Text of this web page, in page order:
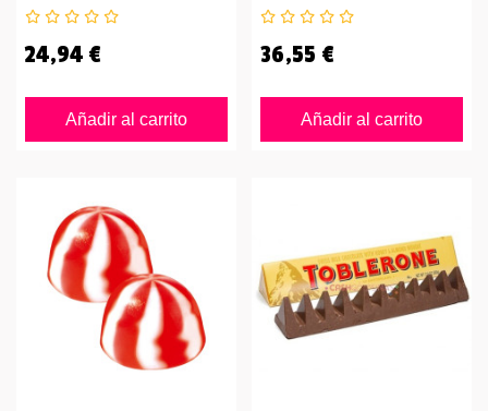
24,94 €
Añadir al carrito
36,55 €
Añadir al carrito